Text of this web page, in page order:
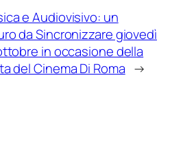
e Audiovisivo: un
da Sincronizzare giovedì
in occasione della
del Cinema Di Roma →